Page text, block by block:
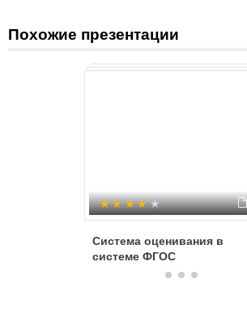
образования
Похожие презентации
Система оценивания в
системе ФГОС